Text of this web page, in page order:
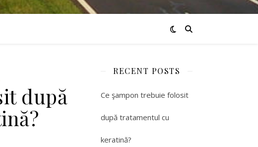
după
RECENT POSTS
Ce şampon trebuie folosit
după tratamentul cu
keratină?